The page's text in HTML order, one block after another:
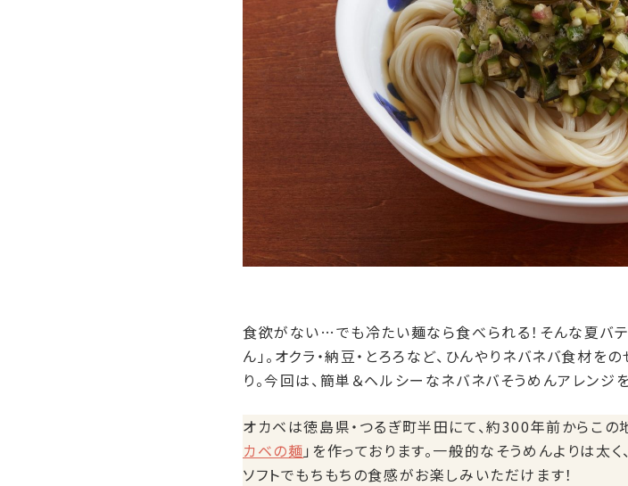
食欲がない…でも冷たい麺なら食べられる！そんな夏バ
ん」。オクラ・納豆・とろろなど、ひんやりネバネバ食材
り。今回は、簡単＆ヘルシーなネバネバそうめんアレンジ
オカベは徳島県・つるぎ町半田にて、約300年前からこ
カベの麺 」を作っております。一般的なそうめんよりは太
ソフトでもちもちの食感がお楽しみいただけます！